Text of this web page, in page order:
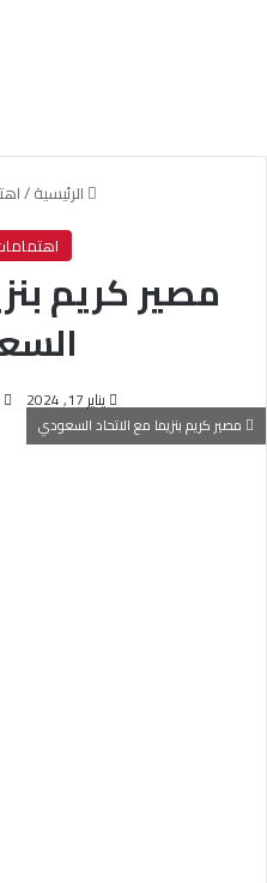
الرئيسية/
مصير كريم
يناير 17, 2024
مصير كريم بنزيما مع الاتحاد السعودي